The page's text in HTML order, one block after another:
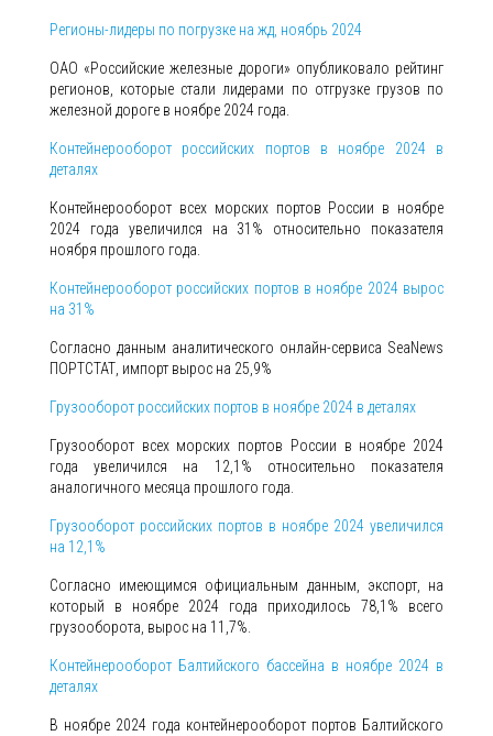
Регионы-лидеры по погрузке на жд, ноябрь 2024
ОАО «Российские железные дороги» опубликовало рейтинг
регионов, которые стали лидерами по отгрузке грузов по
железной дороге в ноябре 2024 года.
Контейнерооборот российских портов в ноябре 2024 в
деталях
Контейнерооборот всех морских портов России в ноябре
2024 года увеличился на 31% относительно показателя
ноября прошлого года.
Контейнерооборот российских портов в ноябре 2024 вырос
на 31%
Согласно данным аналитического онлайн-сервиса SeaNews
ПОРТСТАТ, импорт вырос на 25,9%
Грузооборот российских портов в ноябре 2024 в деталях
Грузооборот всех морских портов России в ноябре 2024
года увеличился на 12,1% относительно показателя
аналогичного месяца прошлого года.
Грузооборот российских портов в ноябре 2024 увеличился
на 12,1%
Согласно имеющимся официальным данным, экспорт, на
который в ноябре 2024 года приходилось 78,1% всего
грузооборота, вырос на 11,7%.
Контейнерооборот Балтийского бассейна в ноябре 2024 в
деталях
В ноябре 2024 года контейнерооборот портов Балтийского